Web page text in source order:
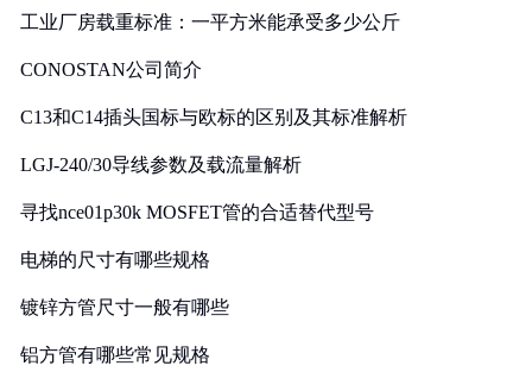
工业厂房载重标准：一平方米能承受多少公斤
CONOSTAN公司简介
C13和C14插头国标与欧标的区别及其标准解析
LGJ-240/30导线参数及载流量解析
寻找nce01p30k MOSFET管的合适替代型号
电梯的尺寸有哪些规格
镀锌方管尺寸一般有哪些
铝方管有哪些常见规格